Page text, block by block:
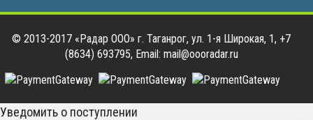
© 2013-2017 «Радар ООО» г. Таганрог, ул. 1-я Широкая, 1, +7
(8634) 693795, Email: mail@oooradar.ru
Уведомить о поступлении